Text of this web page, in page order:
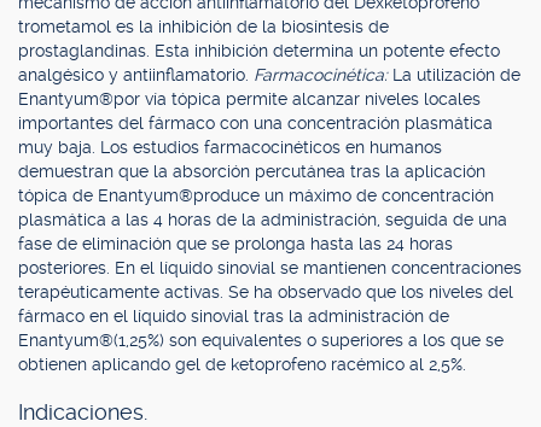
trometamol es la inhibición de la biosíntesis de
prostaglandinas. Esta inhibición determina un potente efecto
analgésico y antiinflamatorio. Farmacocinética: La utilización de
Enantyum®por vía tópica permite alcanzar niveles locales
importantes del fármaco con una concentración plasmática
muy baja. Los estudios farmacocinéticos en humanos
demuestran que la absorción percutánea tras la aplicación
tópica de Enantyum®produce un máximo de concentración
plasmática a las 4 horas de la administración, seguida de una
fase de eliminación que se prolonga hasta las 24 horas
posteriores. En el líquido sinovial se mantienen concentraciones
terapéuticamente activas. Se ha observado que los niveles del
fármaco en el líquido sinovial tras la administración de
Enantyum®(1,25%) son equivalentes o superiores a los que se
obtienen aplicando gel de ketoprofeno racémico al 2,5%.
Indicaciones.